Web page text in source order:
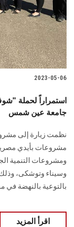
2023-05-06
استمراراً لحملة
جامعة عين شمس
نظمت زيارة إلى
مشروعات بأيدي
ومشروعات التنمية
وسيناء وتوشكى،
بالتوعية بالنهضة في
اقرأ المزيد